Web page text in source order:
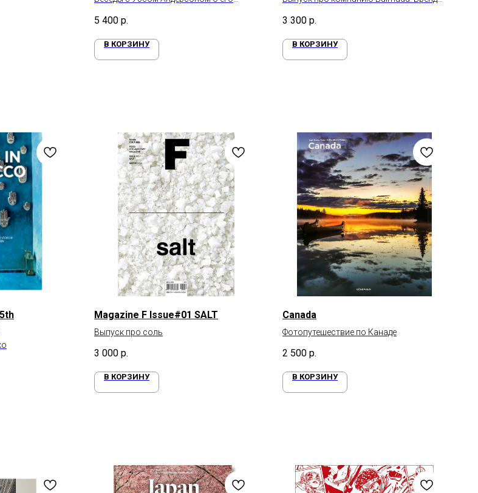
5 400 р.
В КОРЗИНУ
3 300 р.
В КОРЗИНУ
Magazine F Issue#01 SALT
Выпуск про соль
3 000 р.
В КОРЗИНУ
Canada
Фотопутешествие по Канаде
2 500 р.
В КОРЗИНУ